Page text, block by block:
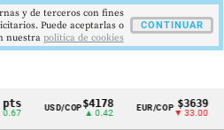
USD/COP$4178
▲ 0.42
EUR/COP $3639
▼ 33.00
y de terceros con fines
Puede aceptarlas o
nuestra politica de cookies
CONTINUAR